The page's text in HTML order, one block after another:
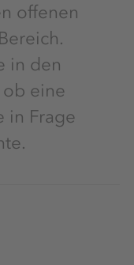
offenen
in den
ob eine
in Frage